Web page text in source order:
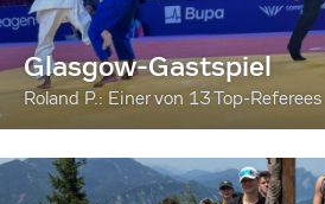
Glasgow-Gastspiel
Roland P.: Einer von 13 Top-Referees